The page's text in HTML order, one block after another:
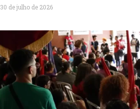
30 de julho de 2026